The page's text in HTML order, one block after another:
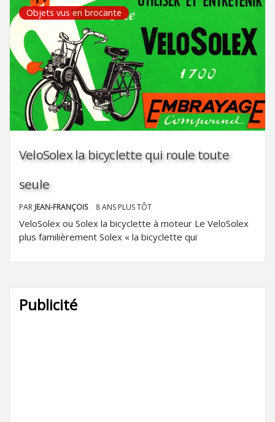
Objets vus en brocante
VeloSolex la bicyclette qui roule toute
seule
PAR JEAN-FRANÇOIS 8 ANS PLUS TÔT
VeloSolex ou Solex la bicyclette à moteur Le VeloSolex
plus familièrement Solex « la bicyclette qui
Publicité